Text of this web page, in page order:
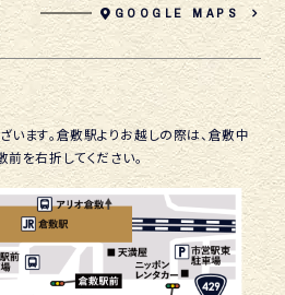
GOOGLE MAPS
います。倉敷駅よりお越しの際は、倉敷中
を右折してください。